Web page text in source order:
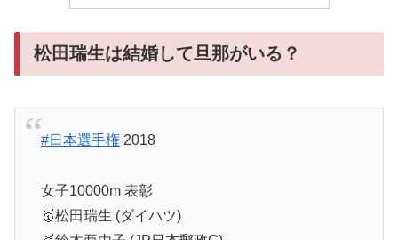
松田瑞生は結婚して旦那がいる？
#日本選手権2018
女子10000m 表彰
🥇松田瑞生 (ダイハツ)